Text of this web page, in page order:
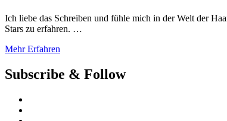
Ich liebe das Schreiben und fühle mich in der Welt der
Stars zu erfahren. …
Mehr Erfahren
Subscribe & Follow